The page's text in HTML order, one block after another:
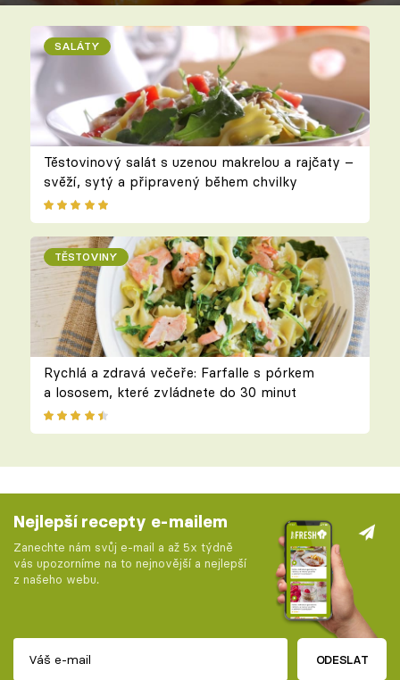
SALÁTY
Těstovinový salát s uzenou makrelou a rajčaty –
svěží, sytý a připravený během chvilky
TĚSTOVINY
Rychlá a zdravá večeře: Farfalle s pórkem
a lososem, které zvládnete do 30 minut
Nejlepší recepty e-mailem
Zanechte nám svůj e-mail a až 5x týdně
vás upozorníme na to nejnovější a nejlepší
z našeho webu.
ODESLAT